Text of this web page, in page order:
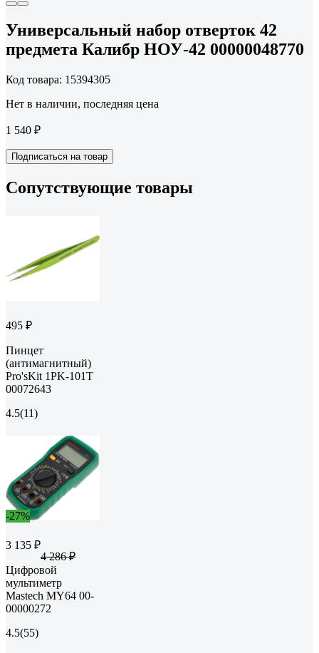
Универсальный набор отверток 42
предмета Калибр НОУ-42 00000048770
Код товара: 15394305
Нет в наличии, последняя цена
1 540 ₽
Подписаться на товар
Сопутствующие товары
495 ₽
Пинцет
(антимагнитный)
Pro'sKit 1PK-101T
00072643
4.5(11)
-27%
3 135 ₽
4 286 ₽
Цифровой
мультиметр
Mastech MY64 00-
00000272
4.5(55)